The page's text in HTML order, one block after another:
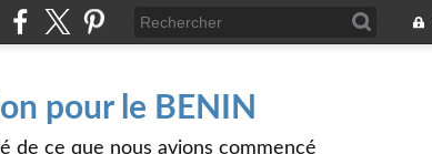
pour le BENIN
de ce que nous avions commencé